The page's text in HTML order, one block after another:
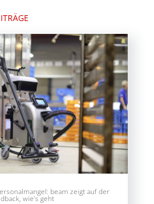
beam zeigt auf der
wie’s geht